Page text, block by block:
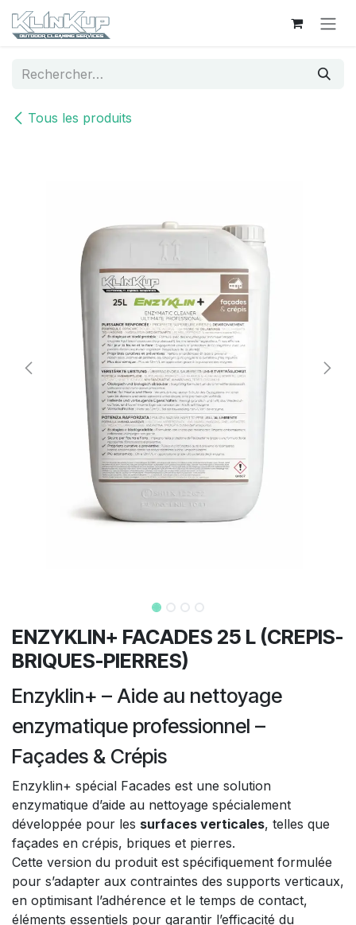
Se rendre au contenu
Tous les produits
ENZYKLIN+ FACADES 25 L (CREPIS-
BRIQUES-PIERRES)
Enzyklin+ – Aide au nettoyage
enzymatique professionnel –
Façades & Crépis
Enzyklin+ spécial Facades est une solution
enzymatique d’aide au nettoyage spécialement
développée pour les surfaces verticales, telles que
façades en crépis, briques et pierres.
Cette version du produit est spécifiquement formulée
pour s’adapter aux contraintes des supports verticaux,
en optimisant l’adhérence et le temps de contact,
éléments essentiels pour garantir l’efficacité du